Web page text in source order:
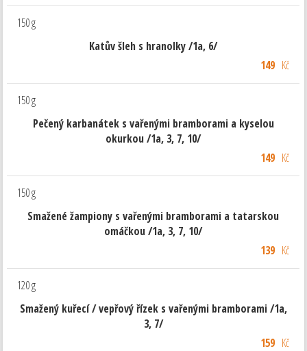
150 g
Katův šleh s hranolky /1a, 6/
149Kč
150 g
Pečený karbanátek s vařenými bramborami a kyselou
okurkou /1a, 3, 7, 10/
149Kč
150 g
Smažené žampiony s vařenými bramborami a tatarskou
omáčkou /1a, 3, 7, 10/
139Kč
120 g
Smažený kuřecí / vepřový řízek s vařenými bramborami /1a,
3, 7/
159Kč